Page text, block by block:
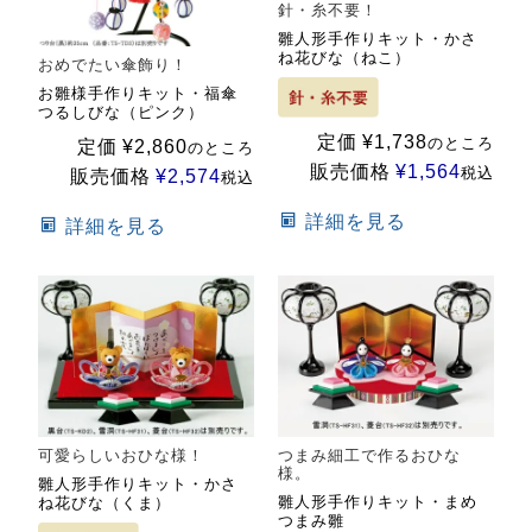
おめでたい傘飾り！
お雛様手作りキット・福傘
つるしびな（ピンク）
定価 ¥2,860のところ
販売価格 ¥2,574税込
詳細を見る
針・糸不要！
雛人形手作りキット・かさ
ね花びな（ねこ）
定価 ¥1,738のところ
販売価格 ¥1,564税込
詳細を見る
可愛らしいおひな様！
雛人形手作りキット・かさ
ね花びな（くま）
つまみ細工で作るおひな
様。
雛人形手作りキット・まめ
つまみ雛